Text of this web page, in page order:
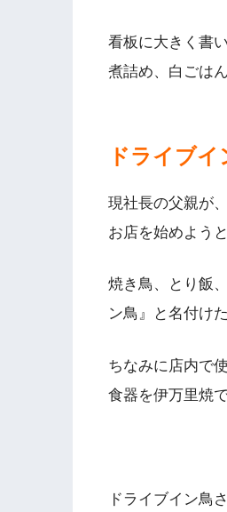
看板に大きく書
煮詰め、白ごは
ドライブ
現社長の父親が
お店を始めよう
焼き鳥、とり飯
ン鳥』と名付け
ちなみに店内で
食器を伊万里焼
ドライブイン鳥